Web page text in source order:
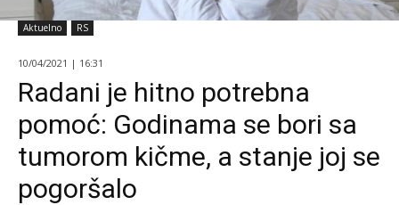
Aktuelno RS
10/04/2021 | 16:31
Radani je hitno potrebna
pomoć: Godinama se bori sa
tumorom kičme, a stanje joj se
pogoršalo